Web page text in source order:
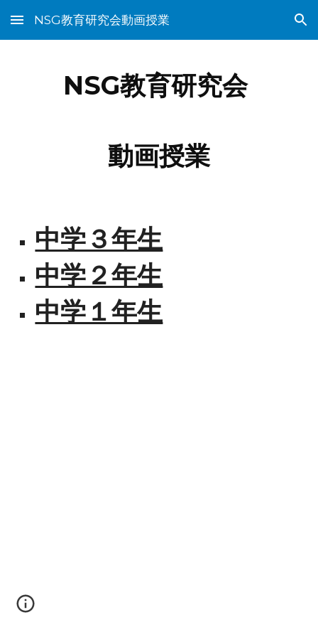
Skip to main content Skip to navigation
NSG教育研究会動画授業
NSG教育研究会
動画授業
中学３年生
中学２年生
中学１年生